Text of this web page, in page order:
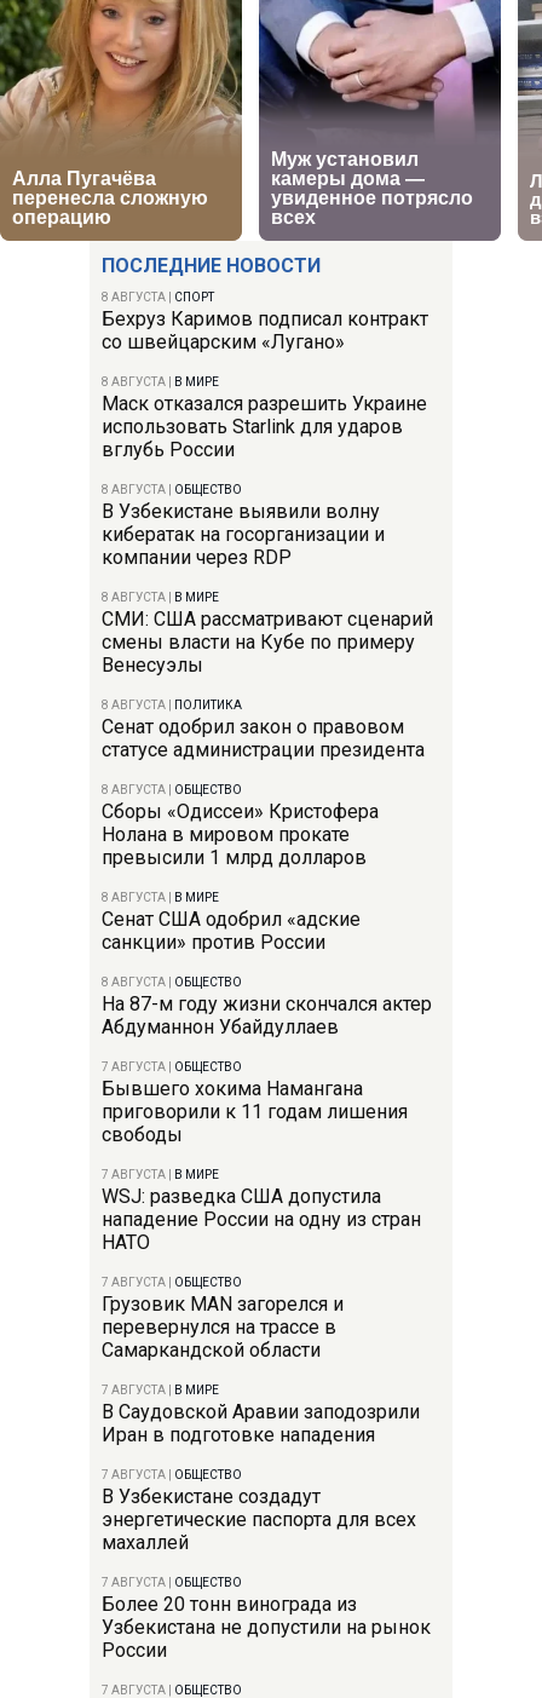
ПОСЛЕДНИЕ НОВОСТИ
8 АВГУСТА СПОРТ
Бехруз Каримов подписал контракт
со швейцарским «Лугано»
8 АВГУСТА В МИРЕ
Маск отказался разрешить Украине
использовать Starlink для ударов
вглубь России
8 АВГУСТА ОБЩЕСТВО
В Узбекистане выявили волну
кибератак на госорганизации и
компании через RDP
8 АВГУСТА В МИРЕ
СМИ: США рассматривают сценарий
смены власти на Кубе по примеру
Венесуэлы
8 АВГУСТА ПОЛИТИКА
Сенат одобрил закон о правовом
статусе администрации президента
8 АВГУСТА ОБЩЕСТВО
Сборы «Одиссеи» Кристофера
Нолана в мировом прокате
превысили 1 млрд долларов
8 АВГУСТА В МИРЕ
Сенат США одобрил «адские
санкции» против России
8 АВГУСТА ОБЩЕСТВО
На 87-м году жизни скончался актер
Абдуманнон Убайдуллаев
7 АВГУСТА ОБЩЕСТВО
Бывшего хокима Намангана
приговорили к 11 годам лишения
свободы
7 АВГУСТА В МИРЕ
WSJ: разведка США допустила
нападение России на одну из стран
НАТО
7 АВГУСТА ОБЩЕСТВО
Грузовик MAN загорелся и
перевернулся на трассе в
Самаркандской области
7 АВГУСТА В МИРЕ
В Саудовской Аравии заподозрили
Иран в подготовке нападения
7 АВГУСТА ОБЩЕСТВО
В Узбекистане создадут
энергетические паспорта для всех
махаллей
7 АВГУСТА ОБЩЕСТВО
Более 20 тонн винограда из
Узбекистана не допустили на рынок
России
7 АВГУСТА ОБЩЕСТВО